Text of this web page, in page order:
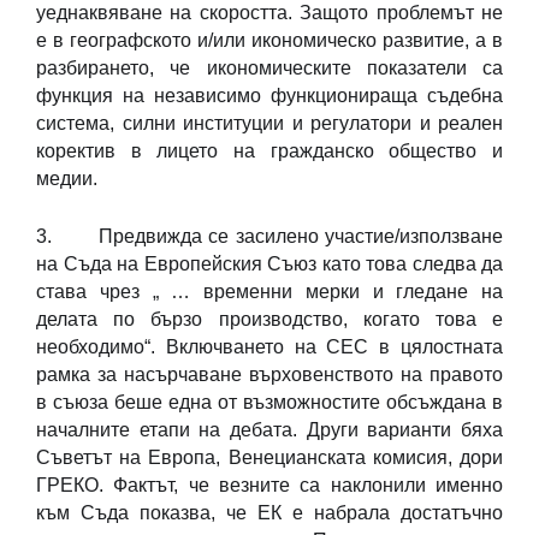
уеднаквяване на скоростта. Защото проблемът не
е в географското и/или икономическо развитие, а в
разбирането, че икономическите показатели са
функция на независимо функционираща съдебна
система, силни институции и регулатори и реален
коректив в лицето на гражданско общество и
медии.
3. Предвижда се засилено участие/използване
на Съда на Европейския Съюз като това следва да
става чрез „ … временни мерки и гледане на
делата по бързо производство, когато това е
необходимо“. Включването на СЕС в цялостната
рамка за насърчаване върховенството на правото
в съюза беше една от възможностите обсъждана в
началните етапи на дебата. Други варианти бяха
Съветът на Европа, Венецианската комисия, дори
ГРЕКО. Фактът, че везните са наклонили именно
към Съда показва, че ЕК е набрала достатъчно